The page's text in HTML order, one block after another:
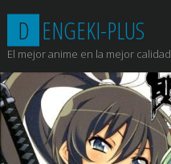
contenido
D ENGEKI-PLUS
El mejor anime en la mejor calidad